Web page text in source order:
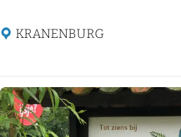
d
c
h
KRANENBURG